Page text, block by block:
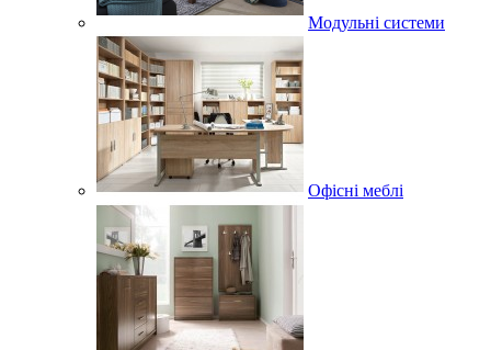
Модульні системи
Офісні меблі